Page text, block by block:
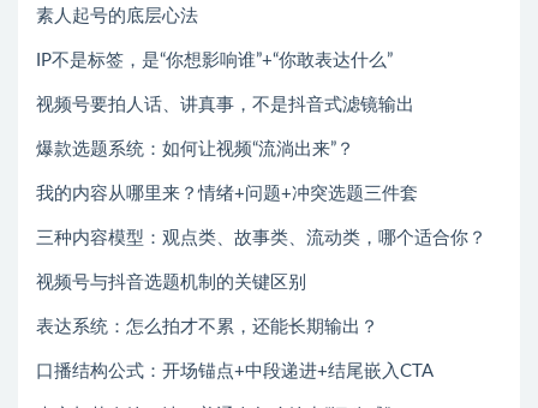
素人起号的底层心法
IP不是标签，是“你想影响谁”+“你敢表达什么”
视频号要拍人话、讲真事，不是抖音式滤镜输出
爆款选题系统：如何让视频“流淌出来”？
我的内容从哪里来？情绪+问题+冲突选题三件套
三种内容模型：观点类、故事类、流动类，哪个适合你？
视频号与抖音选题机制的关键区别
表达系统：怎么拍才不累，还能长期输出？
口播结构公式：开场锚点+中段递进+结尾嵌入CTA